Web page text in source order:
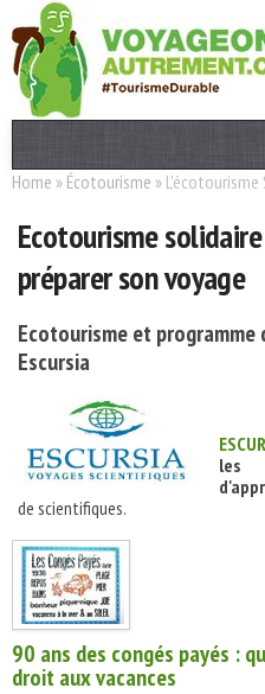
Actualités
T. Responsable
Destinations
Acteurs
Thèmes
Home » Écotourisme » L'écotourisme
Ecotourisme
préparer son voyage
Ecotourisme et programme
Escursia
les
de scientifiques.
90 ans des congés payés :
droit aux vacances